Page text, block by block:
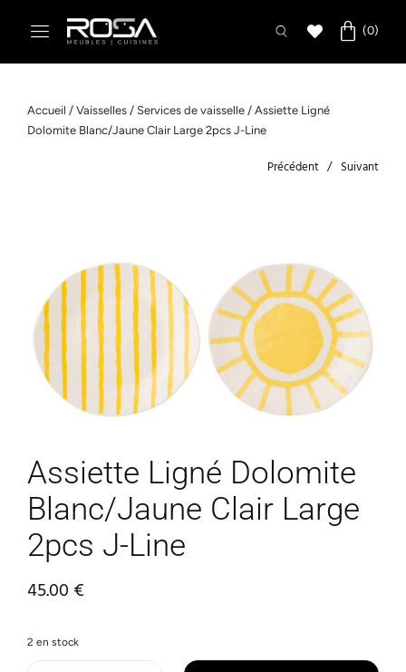
Accueil / Vaisselles / Services de vaisselle / Assiette Ligné
Dolomite Blanc/Jaune Clair Large 2pcs J-Line
Précédent Suivant
Assiette Ligné Dolomite
Blanc/Jaune Clair Large
2pcs J-Line
45.00 €
2 en stock